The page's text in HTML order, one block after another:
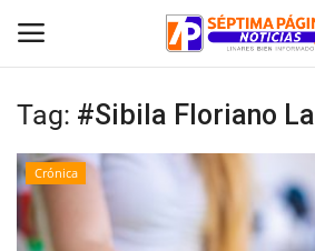
Inicio
Crónica
Tag: #Sibila Floriano
Crónica